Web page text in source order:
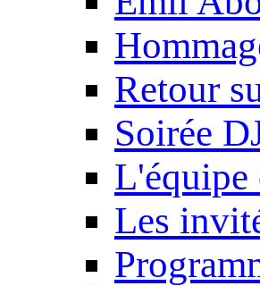
Retour
Soirée
Les